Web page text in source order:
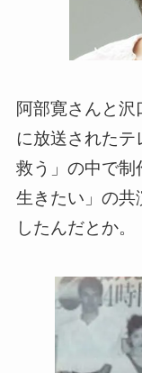
阿部寛さんと
に放送されたテ
救う」の中で制
生きたい」の共
したんだとか。